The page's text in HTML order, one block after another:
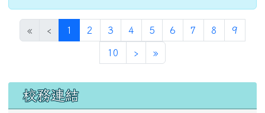
« ‹ 1 (目前頁次)
2 3 4 5 6 7 8 9
10 ›下一頁
»最後頁
左邊區域內容
校務連結